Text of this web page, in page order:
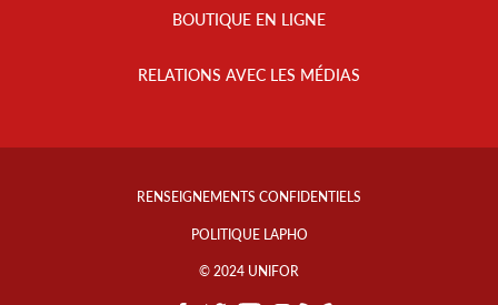
BOUTIQUE EN LIGNE
RELATIONS AVEC LES MÉDIAS
Footer
RENSEIGNEMENTS CONFIDENTIELS
POLITIQUE LAPHO
© 2024 UNIFOR